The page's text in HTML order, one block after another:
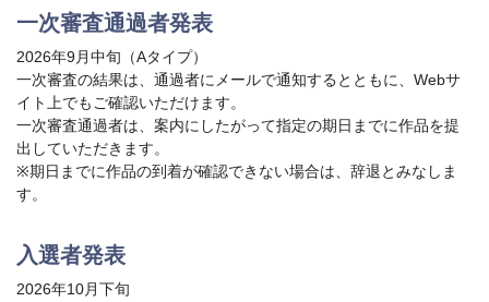
一次審査通過者発表
2026年9月中旬（Aタイプ）
一次審査の結果は、通過者にメールで通知するとともに、Webサ
イト上でもご確認いただけます。
一次審査通過者は、案内にしたがって指定の期日までに作品を提
出していただきます。
※期日までに作品の到着が確認できない場合は、辞退とみなしま
す。
入選者発表
2026年10月下旬